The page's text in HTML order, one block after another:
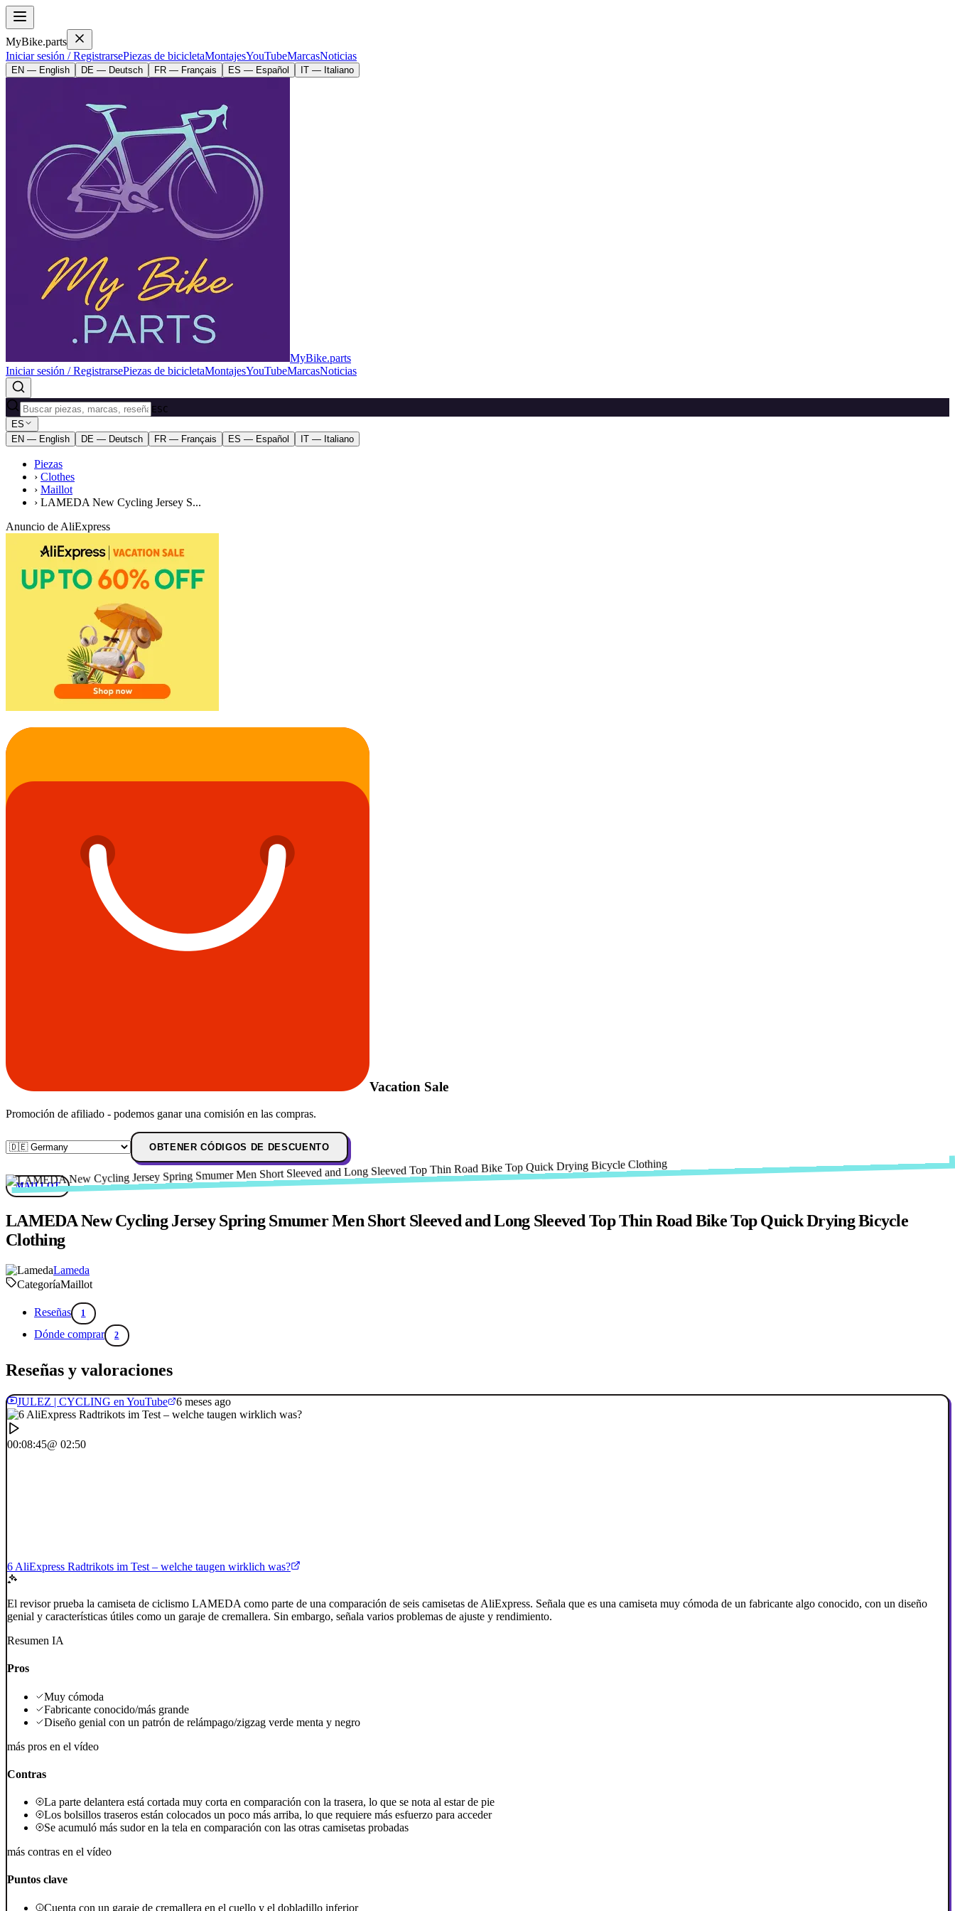
MyBike.parts
Iniciar sesión / RegistrarsePiezas de bicicletaMontajesYouTubeMarcasNoticias
EN — English DE — Deutsch FR — Français ES — Español IT — Italiano
MyBike.parts
Iniciar sesión / RegistrarsePiezas de bicicletaMontajesYouTubeMarcasNoticias
ESC
ES
EN — English
DE — Deutsch FR — Français ES — Español IT — Italiano
Piezas
› Clothes
› Maillot
› LAMEDA New Cycling Jersey S...
Anuncio de AliExpress
Vacation Sale
Promoción de afiliado - podemos ganar una comisión en las compras.
OBTENER CÓDIGOS DE DESCUENTO
MAILLOT
LAMEDA New Cycling Jersey Spring Smumer Men Short Sleeved and Long Sleeved Top Thin Road Bike Top Quick Drying Bicycle
Clothing
Lameda
CategoríaMaillot
Reseñas 1
Dónde comprar 2
Reseñas y valoraciones
JULEZ | CYCLING en YouTube 6 meses ago
00:08:45@ 02:50
6 AliExpress Radtrikots im Test – welche taugen wirklich was?
El revisor prueba la camiseta de ciclismo LAMEDA como parte de una comparación de seis camisetas de AliExpress. Señala que es una camiseta muy cómoda de un fabricante algo conocido, con un diseño
genial y características útiles como un garaje de cremallera. Sin embargo, señala varios problemas de ajuste y rendimiento.
Resumen IA
Pros
Muy cómoda
Fabricante conocido/más grande
Diseño genial con un patrón de relámpago/zigzag verde menta y negro
más pros en el vídeo
Contras
La parte delantera está cortada muy corta en comparación con la trasera, lo que se nota al estar de pie
Los bolsillos traseros están colocados un poco más arriba, lo que requiere más esfuerzo para acceder
Se acumuló más sudor en la tela en comparación con las otras camisetas probadas
más contras en el vídeo
Puntos clave
Cuenta con un garaje de cremallera en el cuello y el dobladillo inferior